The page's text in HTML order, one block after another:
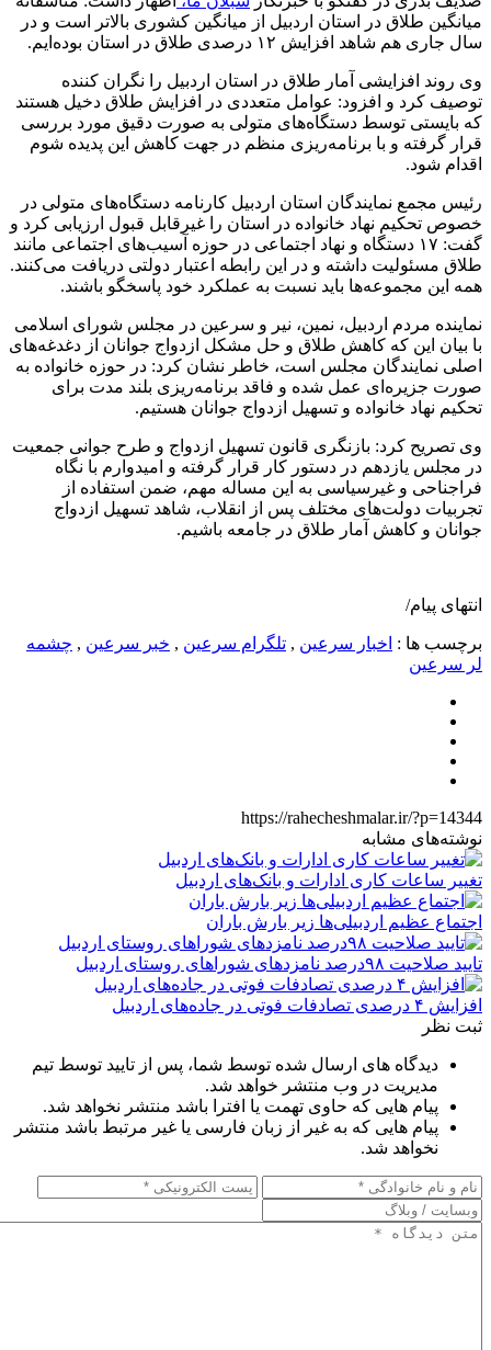
میانگین طلاق در استان اردبیل از میانگین کشوری بالاتر است و در
سال جاری هم شاهد افزایش ۱۲ درصدی طلاق در استان بوده‌ایم.
وی روند افزایشی آمار طلاق در استان اردبیل را نگران کننده
توصیف کرد و افزود: عوامل متعددی در افزایش طلاق دخیل هستند
که بایستی توسط دستگاه‌های متولی به صورت دقیق مورد بررسی
قرار گرفته و با برنامه‌ریزی منظم در جهت کاهش این پدیده شوم
اقدام شود.
رئیس مجمع نمایندگان استان اردبیل کارنامه دستگاه‌های متولی در
خصوص تحکیم نهاد خانواده در استان را غیرقابل قبول ارزیابی کرد و
گفت: ۱۷ دستگاه و نهاد اجتماعی در حوزه آسیب‌های اجتماعی مانند
طلاق مسئولیت داشته و در این رابطه اعتبار دولتی دریافت می‌کنند.
همه این مجموعه‌ها باید نسبت به عملکرد خود پاسخگو باشند.
نماینده مردم اردبیل، نمین، نیر و سرعین در مجلس شورای اسلامی
با بیان این که کاهش طلاق و حل مشکل ازدواج جوانان از دغدغه‌های
اصلی نمایندگان مجلس است، خاطر نشان کرد: در حوزه خانواده به
صورت جزیره‌ای عمل شده و فاقد برنامه‌ریزی بلند مدت برای
تحکیم نهاد خانواده و تسهیل ازدواج جوانان هستیم.
وی تصریح کرد: بازنگری قانون تسهیل ازدواج و طرح جوانی جمعیت
در مجلس یازدهم در دستور کار قرار گرفته و امیدوارم با نگاه
فراجناحی و غیرسیاسی به این مساله مهم، ضمن استفاده از
تجربیات دولت‌های مختلف پس از انقلاب، شاهد تسهیل ازدواج
جوانان و کاهش آمار طلاق در جامعه باشیم.
انتهای پیام/
برچسب ها : اخبار سرعین , تلگرام سرعین , خبر سرعین , چشمه
لر سرعین
https://rahecheshmalar.ir/?p=14344
نوشته‌های مشابه
تغییر ساعات کاری ادارات و بانک‌های اردبیل
اجتماع عظیم اردبیلی‌ها زیر بارش باران
تایید صلاحیت ۹۸درصد نامزدهای شوراهای روستای اردبیل
افزایش ۴ درصدی تصادفات فوتی در جاده‌های اردبیل
ثبت نظر
دیدگاه های ارسال شده توسط شما، پس از تایید توسط تیم
مدیریت در وب منتشر خواهد شد.
پیام هایی که حاوی تهمت یا افترا باشد منتشر نخواهد شد.
پیام هایی که به غیر از زبان فارسی یا غیر مرتبط باشد منتشر
نخواهد شد.